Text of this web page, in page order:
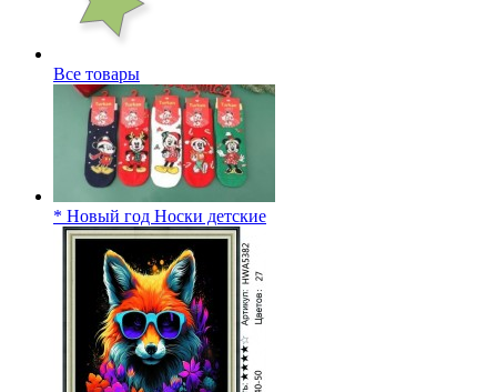
Все товары
* Новый год Носки детские